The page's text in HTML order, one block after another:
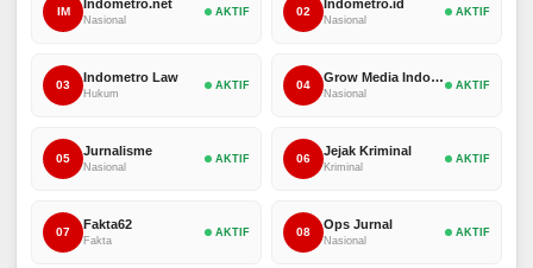
IM
Indometro.net
Nasional
AKTIF 02
Indometro.id
Nasional
AKTIF
03
Indometro Law
Hukum
AKTIF 04
Grow Media Indonesia
Nasional
AKTIF
05
Jurnalisme
Nasional
AKTIF 06
Jejak Kriminal
Kriminal
AKTIF
07
Fakta62
Fakta
AKTIF 08
Ops Jurnal
Nasional
AKTIF